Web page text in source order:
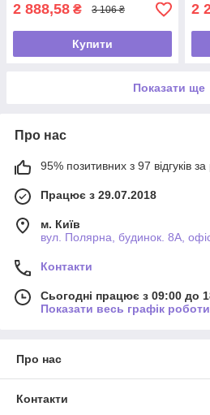
2 888,58 ₴ 3 106 ₴
Купити
2
Показати ще
Про нас
95% позитивних з 97 відгуків за
Працює з 29.07.2018
м. Київ
вул. Полярна, будинок. 8А,
Контакти
Сьогодні працює з 09:00 до
Показати весь графік роботи
Про нас
Контакти